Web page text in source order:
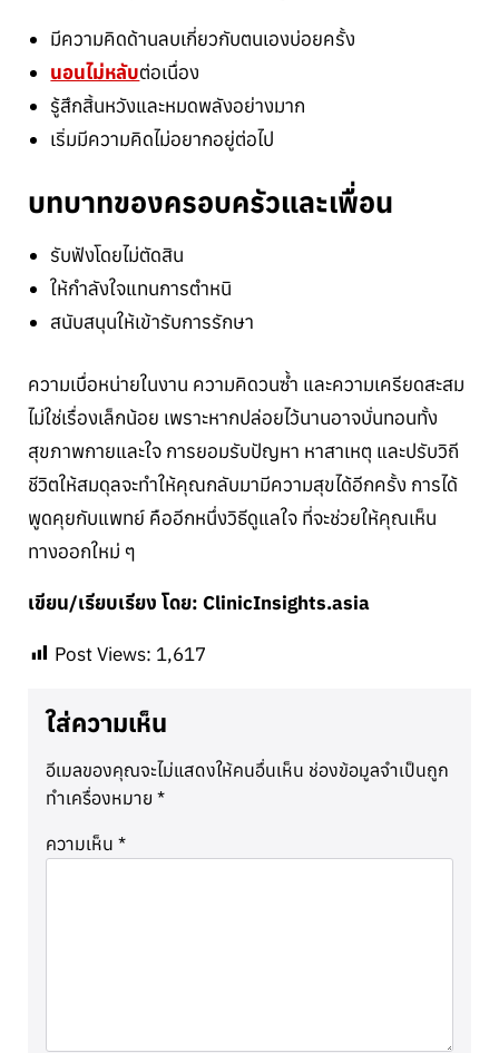
มีความคิดด้านลบเกี่ยวกับตนเองบ่อยครั้ง
นอนไม่หลับต่อเนื่อง
รู้สึกสิ้นหวังและหมดพลังอย่างมาก
เริ่มมีความคิดไม่อยากอยู่ต่อไป
บทบาทของครอบครัวและเพื่อน
รับฟังโดยไม่ตัดสิน
ให้กำลังใจแทนการตำหนิ
สนับสนุนให้เข้ารับการรักษา
ความเบื่อหน่ายในงาน ความคิดวนซ้ำ และความเครียดสะสม
ไม่ใช่เรื่องเล็กน้อย เพราะหากปล่อยไว้นานอาจบั่นทอนทั้ง
สุขภาพกายและใจ การยอมรับปัญหา หาสาเหตุ และปรับวิถี
ชีวิตให้สมดุลจะทำให้คุณกลับมามีความสุขได้อีกครั้ง การได้
พูดคุยกับแพทย์ คืออีกหนึ่งวิธีดูแลใจ ที่จะช่วยให้คุณเห็น
ทางออกใหม่ ๆ
เขียน/เรียบเรียง โดย: ClinicInsights.asia
Post Views: 1,617
ใส่ความเห็น
อีเมลของคุณจะไม่แสดงให้คนอื่นเห็น ช่องข้อมูลจำเป็นถูก
ทำเครื่องหมาย *
ความเห็น *